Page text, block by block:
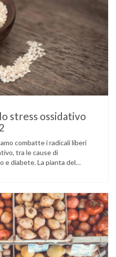
stress ossidativo
combatte i radicali liberi
tra le cause di
e diabete. La pianta del
numerosi piatti, ma …